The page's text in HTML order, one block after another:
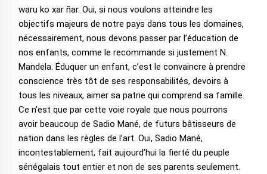
waru ko xar ñar. Oui, si nous voulons atteindre les
objectifs majeurs de notre pays dans tous les domaines,
nécessairement, nous devons passer par l’éducation de
nos enfants, comme le recommande si justement N.
Mandela. Éduquer un enfant, c’est le convaincre à prendre
conscience très tôt de ses responsabilités, devoirs à
tous les niveaux, aimer sa patrie qui comprend sa famille.
Ce n’est que par cette voie royale que nous pourrons
avoir beaucoup de Sadio Mané, de futurs bâtisseurs de
nation dans les règles de l’art. Oui, Sadio Mané,
incontestablement, fait aujourd’hui la fierté du peuple
sénégalais tout entier et non de ses parents seulement.